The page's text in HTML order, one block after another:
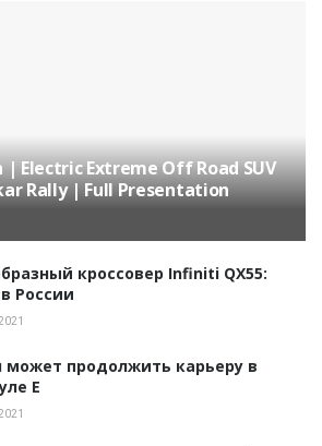
| Electric Extreme Off Road SUV
Rally | Full Presentation
кроссовер Infiniti QX55:
России
может продолжить карьеру в
Е